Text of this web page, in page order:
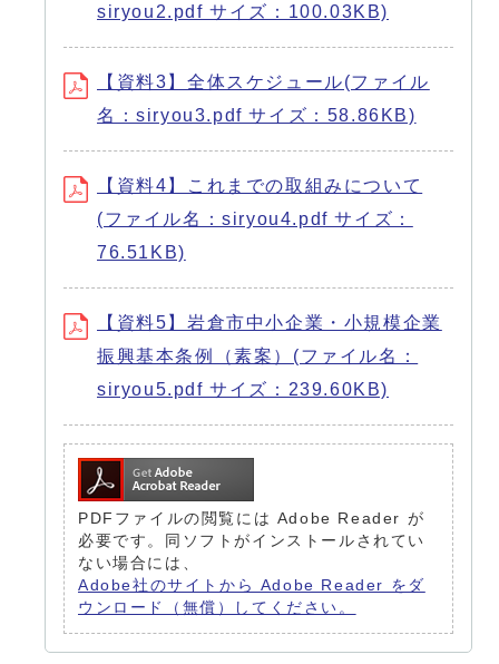
siryou2.pdf サイズ：100.03KB)
【資料3】全体スケジュール(ファイル
名：siryou3.pdf サイズ：58.86KB)
【資料4】これまでの取組みについて
(ファイル名：siryou4.pdf サイズ：
76.51KB)
【資料5】岩倉市中小企業・小規模企業
振興基本条例（素案）(ファイル名：
siryou5.pdf サイズ：239.60KB)
PDFファイルの閲覧には Adobe Reader が
必要です。同ソフトがインストールされてい
ない場合には、
Adobe社のサイトから Adobe Reader をダ
ウンロード（無償）してください。